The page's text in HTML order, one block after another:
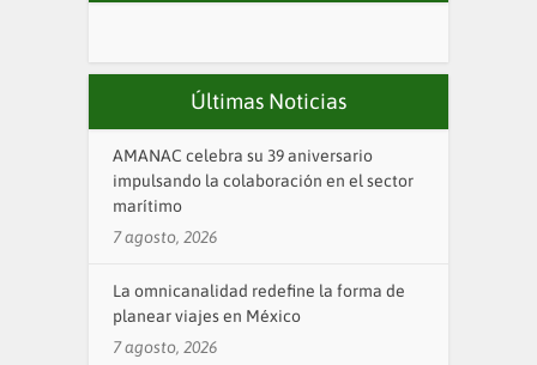
Últimas Noticias
AMANAC celebra su 39 aniversario
impulsando la colaboración en el sector
marítimo
7 agosto, 2026
La omnicanalidad redefine la forma de
planear viajes en México
7 agosto, 2026